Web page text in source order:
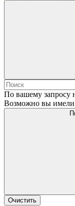
По вашему запросу
Возможно вы
Очистить